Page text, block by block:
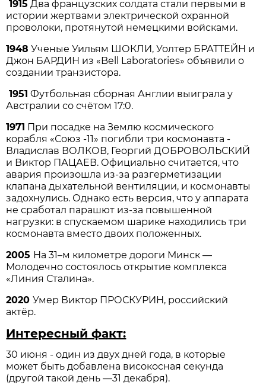
1915 Два французских солдата стали первыми в
истории жертвами электрической охранной
проволоки, протянутой немецкими войсками.
1948 Ученые Уильям ШОКЛИ, Уолтер БРАТТЕЙН и
Джон БАРДИН из «Bell Laboratories» объявили о
создании транзистора.
1951 Футбольная сборная Англии выиграла у
Австралии со счётом 17:0.
1971 При посадке на Землю космического
корабля «Союз -11» погибли три космонавта -
Владислав ВОЛКОВ, Георгий ДОБРОВОЛЬСКИЙ
и Виктор ПАЦАЕВ. Официально считается, что
авария произошла из-за разгерметизации
клапана дыхательной вентиляции, и космонавты
задохнулись. Однако есть версия, что у аппарата
не сработал парашют из-за повышенной
нагрузки: в спускаемом шарике находились три
космонавта вместо двоих положенных.
2005 На 31–м километре дороги Минск —
Молодечно состоялось открытие комплекса
«Линия Сталина».
2020Умер Виктор ПРОСКУРИН, российский
актёр.
Интересный факт:
30 июня - один из двух дней года, в которые
может быть добавлена високосная секунда
(другой такой день —31 декабря).